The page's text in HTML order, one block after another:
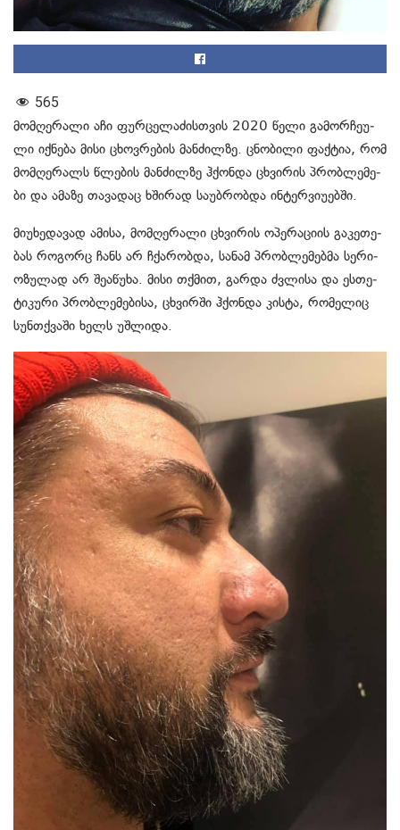
565
მომ­ღე­რა­ლი აჩი ფურ­ცე­ლა­ძის­თვის 2020 წელი გა­მორ­ჩე­უ­
ლი იქ­ნე­ბა მისი ცხოვ­რე­ბის მან­ძილ­ზე. ცნო­ბი­ლი ფაქ­ტია, რომ
მომ­ღე­რალს წლე­ბის მან­ძილ­ზე ჰქონ­და ცხვი­რის პრობ­ლე­მე­
ბი და ამა­ზე თა­ვა­დაც ხში­რად სა­უბ­რობ­და ინ­ტერ­ვი­უ­ებ­ში.
მი­უ­ხე­და­ვად ამი­სა, მომ­ღე­რა­ლი ცხვი­რის ოპე­რა­ცი­ის გა­კე­თე­
ბას რო­გორც ჩანს არ ჩქა­რობ­და, სა­ნამ პრობ­ლე­მებ­მა სე­რი­
ო­ზუ­ლად არ შე­ა­წუ­ხა. მისი თქმით, გარ­და ძვლი­სა და ეს­თე­
ტი­კუ­რი პრობ­ლე­მე­ბი­სა, ცხვირ­ში ჰქონ­და კის­ტა, რო­მე­ლიც
სუნ­თქვა­ში ხელს უშ­ლი­და.